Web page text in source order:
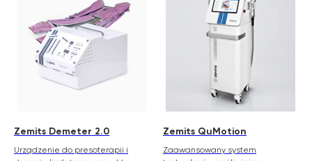
Zemits Demeter 2.0
Urządzenie do presoterapii i
Zemits QuMotion
Zaawansowany system